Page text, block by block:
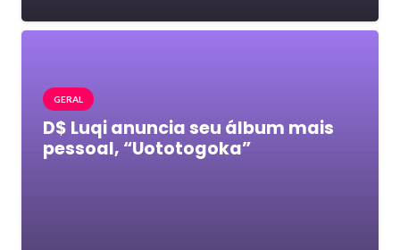
GERAL
D$ Luqi anuncia seu álbum mais
pessoal, “Uototogoka”